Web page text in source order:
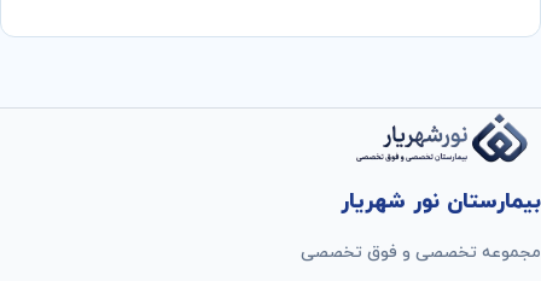
بیمارستان نور شهریار
مجموعه تخصصی و فوق تخصصی